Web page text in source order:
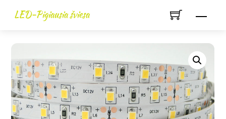
LED-Pigiausia šviesa